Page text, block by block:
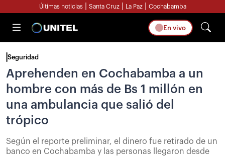
Últimas noticias Santa Cruz La Paz Cochabamba
En vivo
Seguridad
Aprehenden en Cochabamba a un
hombre con más de Bs 1 millón en
una ambulancia que salió del
trópico
Según el reporte preliminar, el dinero fue retirado de un
banco en Cochabamba y las personas llegaron desde